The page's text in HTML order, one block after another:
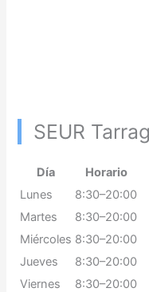
SEUR
Día
Horario
Lunes
8:30–20:00
Martes
8:30–20:00
Miércoles 8:30–20:00
Jueves
8:30–20:00
Viernes
8:30–20:00